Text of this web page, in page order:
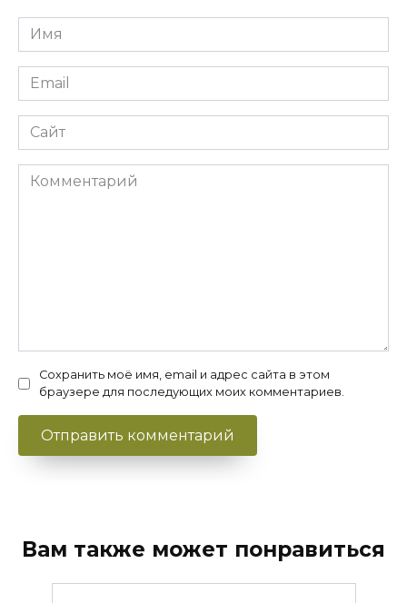
Имя
*
Email
*
Сайт
Комментарий
Сохранить моё имя, email и адрес сайта в этом
браузере для последующих моих комментариев.
Вам также может понравиться